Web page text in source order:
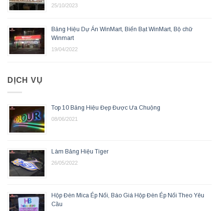
25/10/2023
Bảng Hiệu Dự Án WinMart, Biển Bạt WinMart, Bộ chữ
Winmart
19/04/2022
DỊCH VỤ
Top 10 Bảng Hiệu Đẹp Được Ưa Chuộng
08/06/2021
Làm Bảng Hiệu Tiger
26/05/2022
Hộp Đèn Mica Ép Nổi, Báo Giá Hộp Đèn Ép Nổi Theo Yêu
Cầu